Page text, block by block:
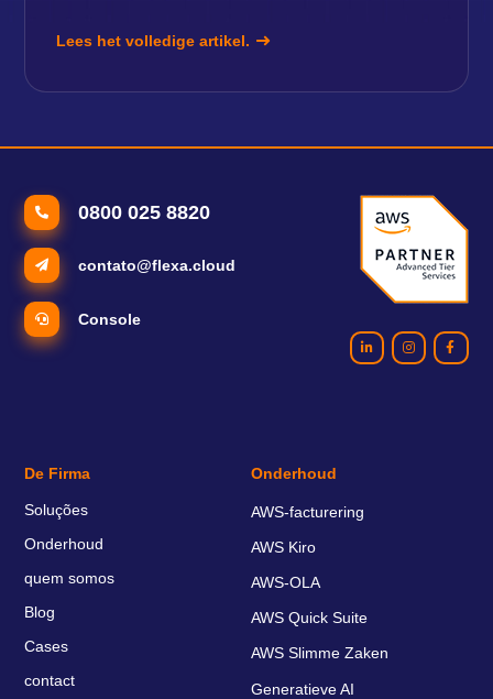
Lees het volledige artikel.
0800 025 8820
contato@flexa.cloud
Console
De Firma
Soluções
Onderhoud
quem somos
Blog
Cases
contact
Onderhoud
AWS-facturering
AWS Kiro
AWS-OLA
AWS Quick Suite
AWS Slimme Zaken
Generatieve AI